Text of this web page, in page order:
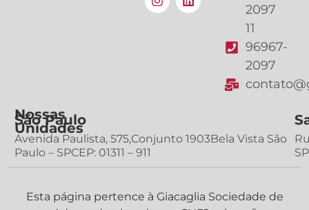
2097
11
96967-
2097
Nossas
Unidades
São Paulo
Avenida Paulista, 575,Conjunto 1903Bela Vista São
Paulo – SPCEP: 01311 – 911
Esta página pertence à Giacaglia Sociedade de